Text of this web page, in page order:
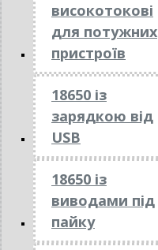
високотокові
для потужних
пристроїв
18650 із
зарядкою від
USB
18650 із
виводами під
пайку